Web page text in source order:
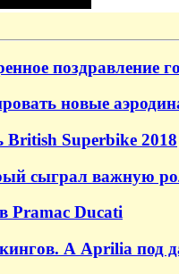
поздравление
новые
British Superbike 2018
сыграл важную
Pramac Ducati
А Aprilia под